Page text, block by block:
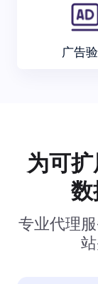
广告
为可
专业代理